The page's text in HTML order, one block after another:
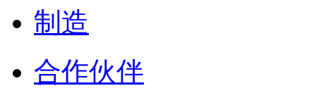
制造
合作伙伴